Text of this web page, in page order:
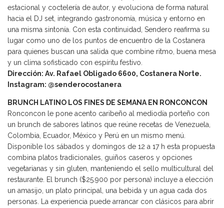
estacional y coctelería de autor, y evoluciona de forma natural
hacia el DJ set, integrando gastronomía, música y entorno en
una misma sintonía. Con esta continuidad, Sendero reafirma su
lugar como uno de los puntos de encuentro de la Costanera
para quienes buscan una salida que combine ritmo, buena mesa
y un clima sofisticado con espíritu festivo.
Dirección: Av. Rafael Obligado 6600, Costanera Norte.
Instagram: @senderocostanera
BRUNCH LATINO LOS FINES DE SEMANA EN RONCONCON
Ronconcon le pone acento caribeño al mediodía porteño con
un brunch de sabores latinos que reúne recetas de Venezuela,
Colombia, Ecuador, México y Perú en un mismo menú.
Disponible los sábados y domingos de 12 a 17 h esta propuesta
combina platos tradicionales, guiños caseros y opciones
vegetarianas y sin gluten, manteniendo el sello multicultural del
restaurante. El brunch ($25.900 por persona) incluye a elección
un amasijo, un plato principal, una bebida y un agua cada dos
personas. La experiencia puede arrancar con clásicos para abrir